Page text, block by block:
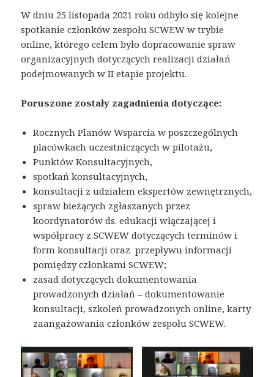
W dniu 25 listopada 2021 roku odbyło się kolejne
spotkanie członków zespołu SCWEW w trybie
online, którego celem było dopracowanie spraw
organizacyjnych dotyczących realizacji działań
podejmowanych w II etapie projektu.
Poruszone zostały zagadnienia dotyczące:
Rocznych Planów Wsparcia w poszczególnych
placówkach uczestniczących w pilotażu,
Punktów Konsultacyjnych,
spotkań konsultacyjnych,
konsultacji z udziałem ekspertów zewnętrznych,
spraw bieżących zgłaszanych przez
koordynatorów ds. edukacji włączającej i
współpracy z SCWEW dotyczących terminów i
form konsultacji oraz przepływu informacji
pomiędzy członkami SCWEW;
zasad dotyczących dokumentowania
prowadzonych działań – dokumentowanie
konsultacji, szkoleń prowadzonych online, karty
zaangażowania członków zespołu SCWEW.